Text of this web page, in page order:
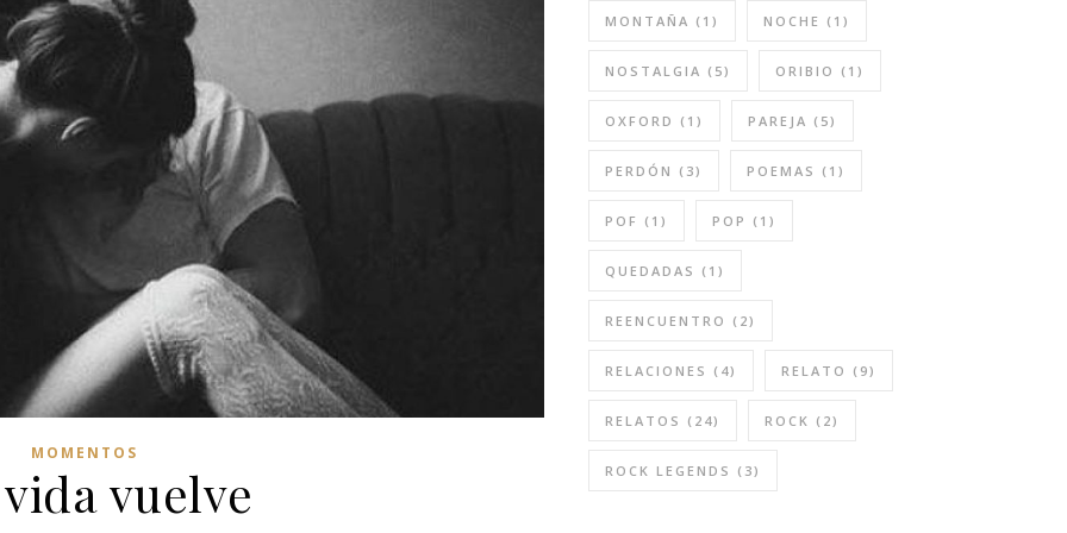
MOMENTOS
vuelve
MONTAÑA (1) NOCHE (1)
NOSTALGIA (5) ORIBIO (1)
OXFORD (1) PAREJA (5)
PERDÓN (3) POEMAS (1)
POF (1) POP (1)
QUEDADAS (1)
REENCUENTRO (2)
RELACIONES (4) RELATO (9)
RELATOS (24) ROCK (2)
ROCK LEGENDS (3)